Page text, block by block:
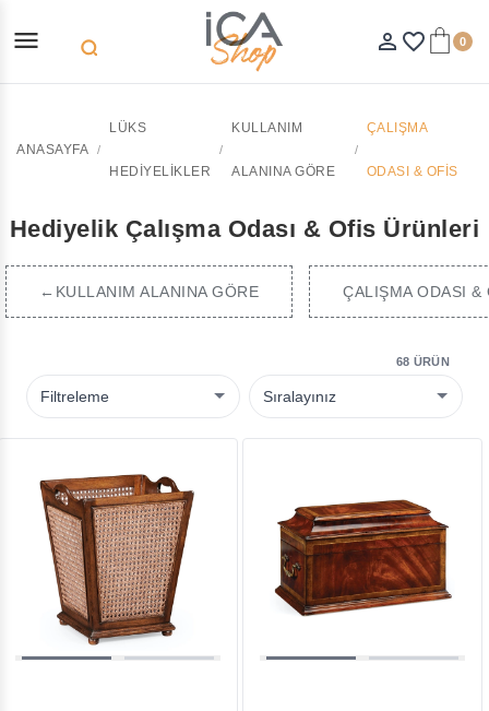
menu search person_outline favorite_border 0
ANASAYFA
LÜKS
HEDIYELIKLER
KULLANIM
ALANINA GÖRE
ÇALIŞMA
ODASI & OFIS
Hediyelik Çalışma Odası & Ofis Ürünleri
←KULLANIM ALANINA GÖRE ÇALIŞMA ODASI &
Filtreleme
68 ÜRÜN